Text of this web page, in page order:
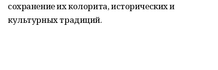
сохранение их колорита, исторических и
культурных традиций.